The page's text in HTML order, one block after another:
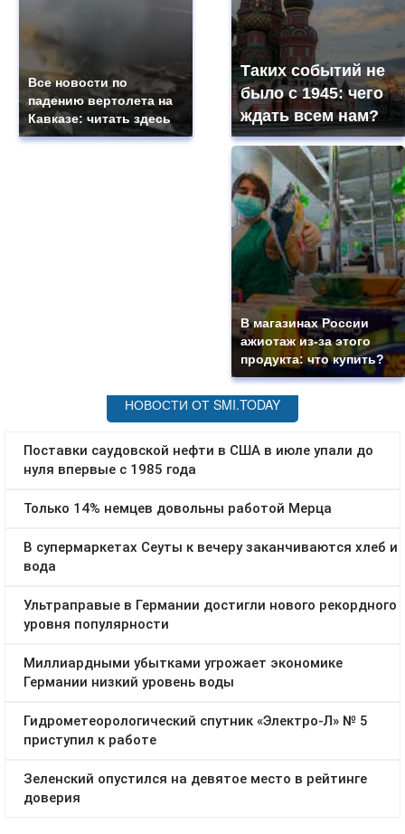
Все новости по
падению вертолета на
Кавказе: читать здесь
Таких событий не
было с 1945: чего
ждать всем нам?
В магазинах России
ажиотаж из-за этого
продукта: что купить?